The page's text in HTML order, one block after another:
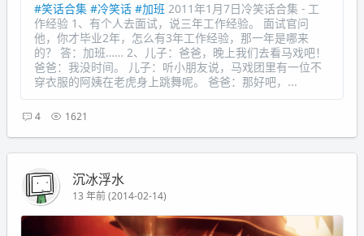
#笑话合集 #冷笑话 #加班 2011年1月7日冷笑话合集 - 工
作经验 1、有个人去面试，说三年工作经验。 面试官问
他，你才毕业2年，怎么有3年工作经验，那一年是哪来
的？ 答：加班…… 2、儿子：爸爸，晚上我们去看马戏吧！
爸爸：我没时间。 儿子：听小朋友说，马戏团里有一位不
穿衣服的阿姨在老虎身上跳舞呢。 爸爸：那好吧，...
4 1621
沉冰浮水
13 年前 (2014-02-14)